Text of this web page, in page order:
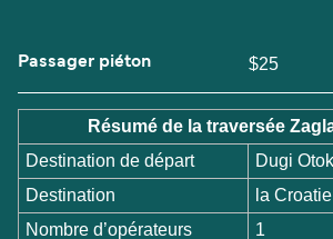
Passager piéton $25
Résumé de la traversée
Destination de départ
Dugi Otok
Destination
la Croatie
Nombre d’opérateurs
1